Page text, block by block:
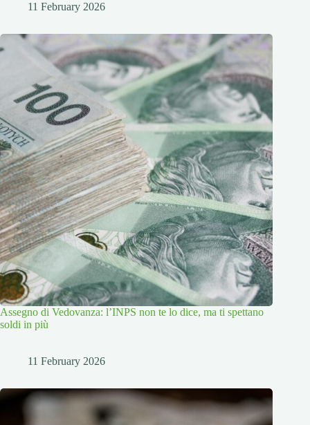
11 February 2026
Assegno di Vedovanza: l’INPS non te lo dice, ma ti spettano
soldi in più
11 February 2026